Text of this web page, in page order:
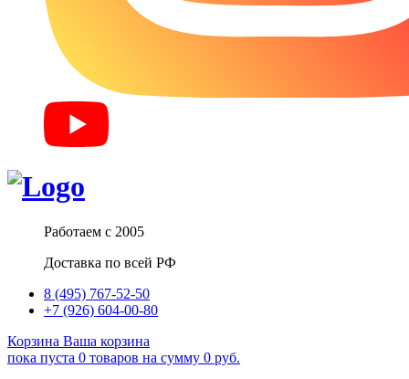
Работаем с 2005
Доставка по всей РФ
8 (495) 767-52-50
+7 (926) 604-00-80
Корзина Ваша корзина
пока пуста 0 товаров на сумму 0 руб.